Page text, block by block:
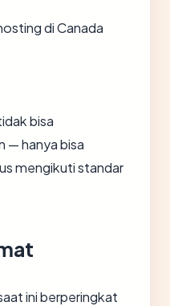
di Canada
bisa
— hanya bisa
mengikuti standar
ini berperingkat